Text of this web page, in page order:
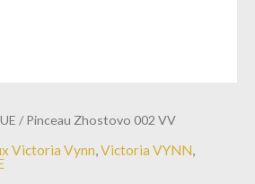
/ Pinceau Zhostovo 002 VV
Victoria Vynn Victoria VYNN